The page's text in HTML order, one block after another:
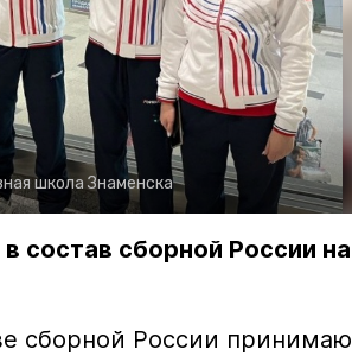
школа Знаменска
состав сборной России на
сборной России